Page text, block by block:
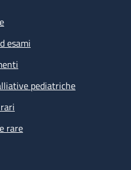
esami
pediatriche
rare